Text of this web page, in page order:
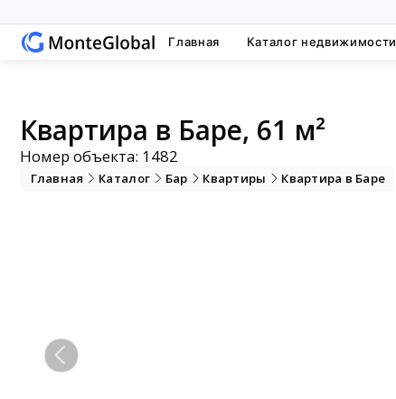
Главная Каталог недвижимости
Квартира в Баре, 61 м²
Номер объекта: 1482
Главная Каталог Бар Квартиры Квартира в Баре